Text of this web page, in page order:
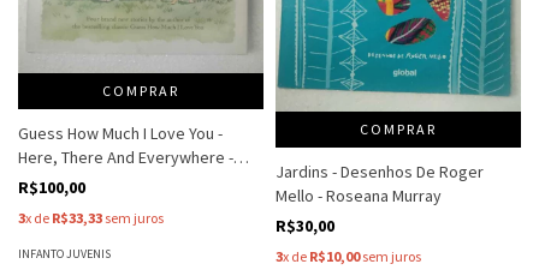
COMPRAR
Guess How Much I Love You -
Here, There And Everywhere -
Sam Mcbratney
R$100,00
3x de R$33,33 sem juros
INFANTO JUVENIS
COMPRAR
Jardins - Desenhos De Roger
Mello - Roseana Murray
R$30,00
3x de R$10,00sem juros